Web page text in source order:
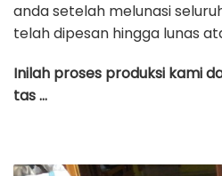
anda setelah melunasi
telah dipesan hingga lunas
Inilah proses produksi kami
tas …